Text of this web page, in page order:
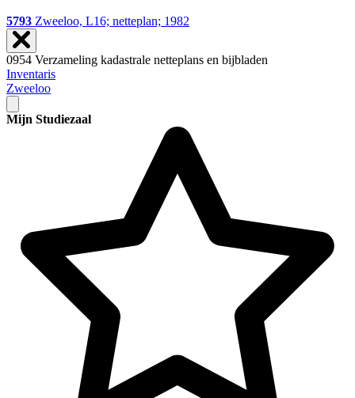
5793 Zweeloo, L16; netteplan; 1982
0954 Verzameling kadastrale netteplans en bijbladen
Inventaris
Zweeloo
Mijn Studiezaal